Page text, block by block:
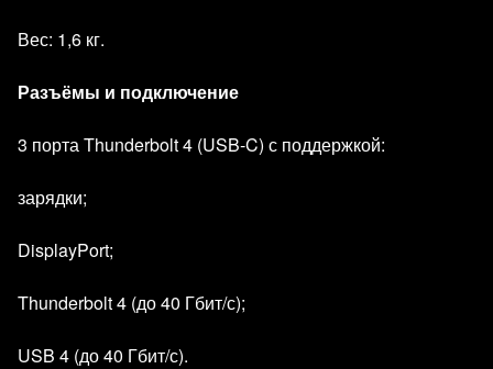
Вес: 1,6 кг.
Разъёмы и подключение
3 порта Thunderbolt 4 (USB‑C) с поддержкой:
зарядки;
DisplayPort;
Thunderbolt 4 (до 40 Гбит/с);
USB 4 (до 40 Гбит/с).